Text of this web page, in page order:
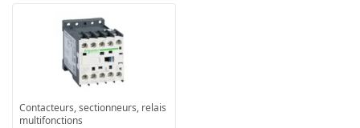
Contacteurs, sectionneurs, relais
multifonctions